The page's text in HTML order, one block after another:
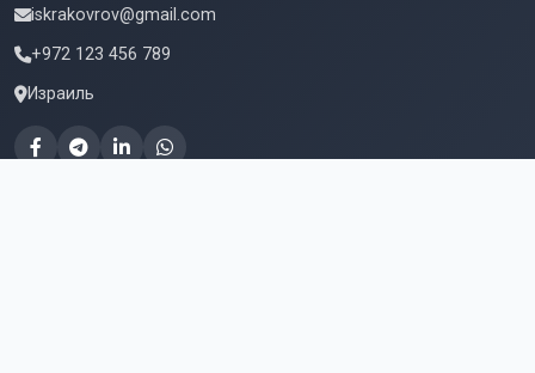
iskrakovrov@gmail.com
+972 123 456 789
Израиль